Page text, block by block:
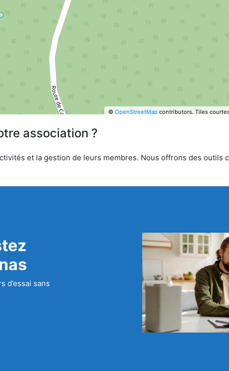
© OpenStreetMapcontributors. Tiles
association ?
et la gestion de leurs membres. Nous offrons des
d’essai sans